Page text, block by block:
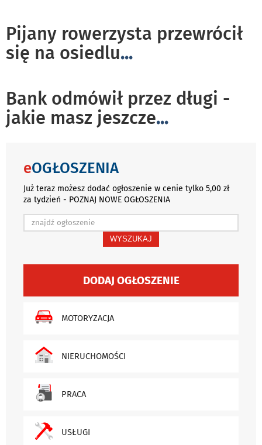
Pijany rowerzysta przewrócił
się na osiedlu...
Bank odmówił przez długi -
jakie masz jeszcze...
eOGŁOSZENIA
Już teraz możesz dodać ogłoszenie w cenie tylko 5,00 zł
za tydzień - POZNAJ NOWE OGŁOSZENIA
WYSZUKAJ
DODAJ OGŁOSZENIE
MOTORYZACJA
NIERUCHOMOŚCI
PRACA
USŁUGI